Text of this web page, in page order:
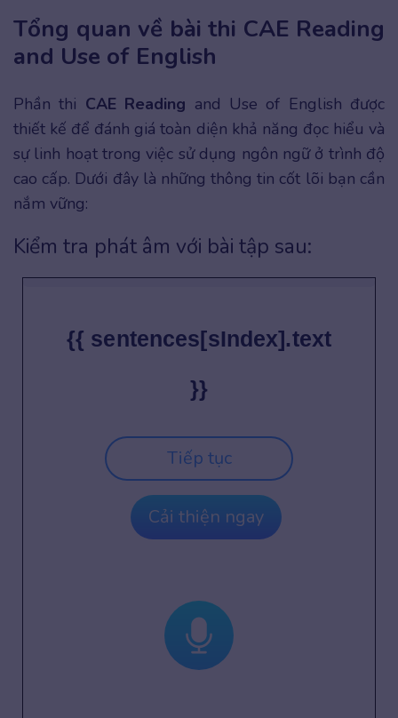
Tổng quan về bài thi CAE Reading
and Use of English
Phần thi CAE Reading and Use of English được
thiết kế để đánh giá toàn diện khả năng đọc hiểu và
sự linh hoạt trong việc sử dụng ngôn ngữ ở trình độ
cao cấp. Dưới đây là những thông tin cốt lõi bạn cần
nắm vững:
Kiểm tra phát âm với bài tập sau:
{{ sentences[sIndex].text
}}
Tiếp tục
Cải thiện ngay